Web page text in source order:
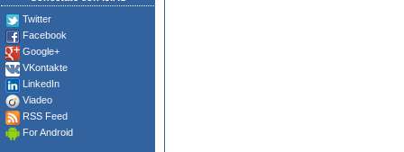
Twitter
Facebook
Google+
VKontakte
LinkedIn
Viadeo
RSS Feed
For Android